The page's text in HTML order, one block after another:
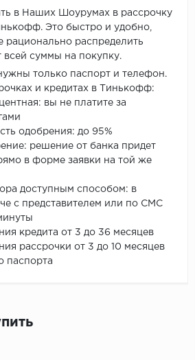
в Наших Шоурумах в рассрочку
Это быстро и удобно,
рационально распределить
всей суммы на покупку.
только паспорт и телефон.
и кредитах в Тинькофф:
вы не платите за
одобрения: до 95%
решение от банка придет
в форме заявки на той же
доступным способом: в
с представителем или по СМС
кредита от 3 до 36 месяцев
рассрочки от 3 до 10 месяцев
паспорта